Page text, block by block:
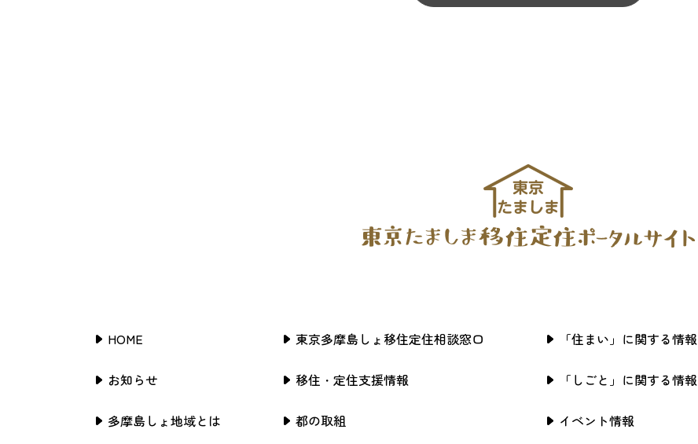
HOME
お知らせ
多摩島しょ地域とは
東京多摩島しょ移住定住相談窓口
移住・定住支援情報
都の取組
「住まい」に関する情報
「しごと」に関する情報
イベント情報